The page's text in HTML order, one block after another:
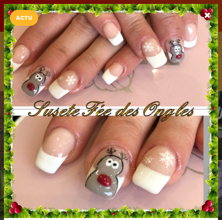
LaCarte LaCarte sur
Play Store
Installez l'App LaCarte
Téléchargez gratuitement l'app LaCarte pour suivre vos
commerces favoris et ne rien rater !
Télécharger Plus tard
ACTU